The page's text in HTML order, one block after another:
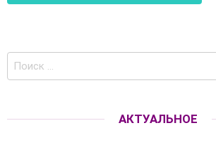
Поиск
по:
АКТУАЛЬНОЕ